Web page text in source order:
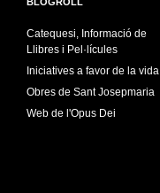
Catequesi, Informació de
Llibres i Pel·lícules
Iniciatives a favor de la vida
Obres de Sant Josepmaria
Web de l'Opus Dei